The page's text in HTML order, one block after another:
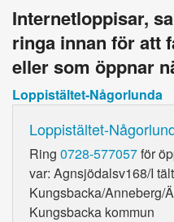
Internetloppisar,
ringa innan för att
eller som öppnar
Loppistältet-Någorlunda
Loppistältet-
Ring 0728-577057för
var: Agnsjödalsv168/I
Kungsbacka/Anneberg/
Kungsbacka kommun